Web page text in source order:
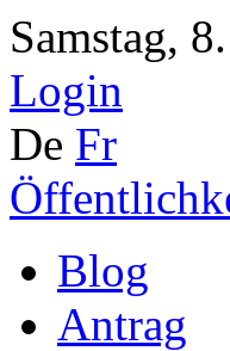
Samstag,
Login
De Fr
Blog
Antrag